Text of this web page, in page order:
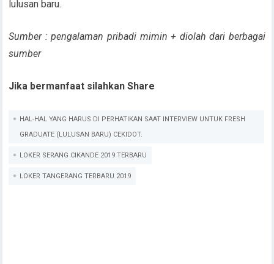
lulusan baru.
Sumber : pengalaman pribadi mimin + diolah dari berbagai
sumber
Jika bermanfaat silahkan Share
HAL-HAL YANG HARUS DI PERHATIKAN SAAT INTERVIEW UNTUK FRESH
GRADUATE (LULUSAN BARU) CEKIDOT.
LOKER SERANG CIKANDE 2019 TERBARU
LOKER TANGERANG TERBARU 2019